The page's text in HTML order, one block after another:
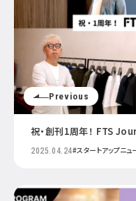
Previous
祝・創刊1周年！ FTS
2025.04.24#スタートアップニュ